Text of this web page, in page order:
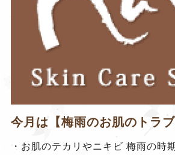
今月は【梅雨のお肌のトラブ
・お肌のテカリやニキビ 梅雨の時